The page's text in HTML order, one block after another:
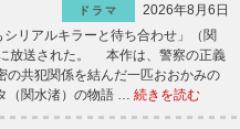
ドラマ
2026年8月6日
リアルキラーと待ち合わせ」（関
放送された。 本作は、警察の正義
の共犯関係を結んだ一匹おおかみの
（関水渚）の物語 … 続きを読む